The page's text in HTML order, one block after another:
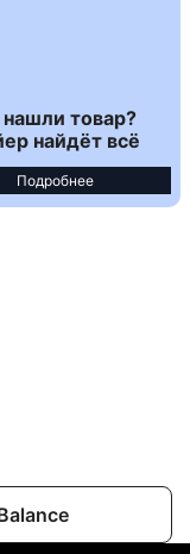
товар?
найдёт всё
Подробнее